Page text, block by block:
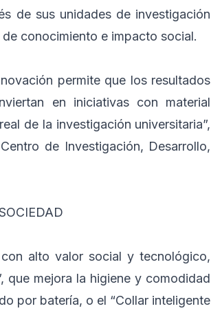
de sus unidades de investigación
conocimiento e impacto social.
permite que los resultados
en iniciativas con material
de la investigación universitaria”,
de Investigación, Desarrollo,
alto valor social y tecnológico,
que mejora la higiene y comodidad
por batería, o el “Collar inteligente